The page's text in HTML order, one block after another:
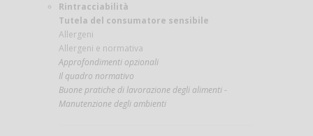
Rintracciabilità
Tutela del consumatore sensibile
Allergeni
Allergeni e normativa
Approfondimenti opzionali
Il quadro normativo
Buone pratiche di lavorazione degli alimenti -
Manutenzione degli ambienti